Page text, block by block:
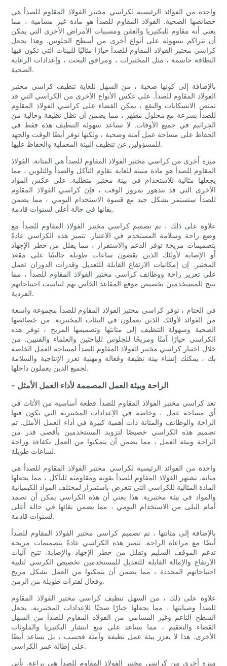
واحدة من الفوائد الرئيسية لكراسي مختبر الفولاذ المقاوم للصدأ هي
خصائصها الصحية. الفولاذ المقاوم للصدأ هو مادة غير مسامية ، مما
يعني أنه مقاوم للبكتيريا والعفن ومسببات الأمراض الأخرى التي يمكن
أن تتراكم بسهولة على أنواع أخرى من أسطح الجلوس. وهذا يجعل
كراسي مختبر الفولاذ المقاوم للصدأ خيارًا مثاليًا للبيئات التي تكون فيها
النظافة حاسمة ، مثل المختبرات ، ومرافق البحث ، وإعدادات الرعاية
الصحية.
بالإضافة إلى كونها صحية ، من السهل للغاية تنظيف كراسي مختبر
الفولاذ المقاوم للصدأ. على عكس الأنواع الأخرى من الكراسي التي قد
تمتص الانسكابات والبقع ، يمكن القضاء على كراسي الفولاذ المقاوم
للصدأ بسرعة مع محلول مطهر ، مما يضمن أن تظل نظيفة وخالية من
الجراثيم في جميع الأوقات. لا تساعد سهولة التنظيف هذه فقط في
الحفاظ على مساحة عمل آمنة وصحية ، ولكنها توفر أيضًا الوقت والجهد
للمسؤولين عن تنظيف البيئة المعملية والحفاظ عليها.
ميزة أخرى من كراسي مختبر الفولاذ المقاوم للصدأ هي المتانة. الفولاذ
المقاوم للصدأ هو مادة متينة للغاية تقاوم التآكل والصدأ والتلوين ، مما
يجعلها مثالية للاستخدام في بيئة مختبر متطلبة. على عكس المواد
الأخرى التي قد تتدهور بمرور الوقت ، فإن كراسي الفولاذ المقاوم
للصدأ ستستمر بشكل جيد مع قسوة الاستخدام اليومي ، مما يضمن
بقائها في حالة أعلى لسنوات قادمة.
علاوة على ذلك ، تم تصميم كراسي مختبر الفولاذ المقاوم للصدأ مع
وضع راحة وسلامة المستخدم في الاعتبار. تتميز هذه الكراسي عادةً
بتصميمات مريحة توفر الدعم والاستقرار ، مما يقلل من خطر الإجهاد
أو الإصابة لأولئك الذين يقضون ساعات طويلة جالسًا على مقعد
المختبر. إن إمكانيات الارتفاع القابلة للتعديل وقدرات الدوران تعمل
على تعزيز راحة ووظائف كراسي مختبر الفولاذ المقاوم للصدأ ، مما
يتيح للمستخدمين تخصيص موقع المقاعد الخاص بهم لتناسب احتياجاتهم
الفردية.
في الختام ، توفر كراسي مختبر الفولاذ المقاوم للصدأ مجموعة واسعة
من الفوائد لأولئك الذين يعملون في البيئات المختبرية. من خصائصها
الصحية وسهولة التنظيف إلى متانتها وتصميمها المريح ، توفر هذه
الكراسي خيارًا آمنًا ومريحًا للجلوس للباحثين والعلماء والفنيين. من
خلال اختيار كراسي مختبر الفولاذ المقاوم للصدأ لمساحة العمل الخاصة
بك ، يمكنك إنشاء بيئة نظيفة وفعالة ومهنية تعزز الإنتاجية والسلامة
لجميع الذين يعملون داخلها.
- الراحة وبيئة العمل المصممة لأداء العمل الأمثل
تعد كراسي مختبر الفولاذ المقاوم للصدأ قطعة أساسية من الأثاث في
أي مساحة عمل ، وخاصة في الإعدادات المختبرية التي تكون فيها
الراحة والوظائف والمتانة ذات أهمية كبيرة في أداء العمل الأمثل. تم
تصميم هذه الكراسي خصيصًا لتزويد المستخدمين بأقصى قدر من
الراحة وبيئة العمل ، مما يضمن أن يتمكنوا من العمل بكفاءة وراحة
لساعات طويلة.
واحدة من الفوائد الرئيسية لكراسي مختبر الفولاذ المقاوم للصدأ هي
متانة. تشتهر الفولاذ المقاوم للصدأ بقوته ومقاومته للتآكل ، مما يجعلها
المادة المثالية للكراسي التي تتعرض باستمرار لمختلف المواد الكيميائية
والمواد في بيئة مختبرية. هذا يعني أن هذه الكراسي يمكن أن تصمد
أمام البلى من الاستخدام اليومي ، مما يضمن بقائها في حالة أعلى
لسنوات قادمة.
بالإضافة إلى متانتها ، تم تصميم كراسي مختبر الفولاذ المقاوم للصدأ
أيضًا مع مراعاة الراحة. تتميز هذه الكراسي عادةً بتصميمات مريحة
تدعم الموقف السليم وتقلل من خطر الإجهاد والإصابة. تتيح آليات
الارتفاع والإمالة القابلة للتعديل للمستخدمين تخصيص الكرسي لتلبية
احتياجاتهم المحددة ، مما يضمن أن يتمكنوا من العمل بشكل مريح
وفعال لفترات طويلة من الزمن.
علاوة على ذلك ، من السهل تنظيف كراسي مختبر الفولاذ المقاوم
للصدأ وصيانتها ، مما يجعلها خيارًا صحيًا للإعدادات المختبرية. يجعل
السطح الناعم وغير المسامي من الفولاذ المقاوم للصدأ من السهل
القضاء والتعقيم ، مما يساعد على منع انتشار البكتيريا والملوثات
الأخرى. هذا لا يعزز بيئة عمل نظيفة وآمنة فحسب ، بل يساعد أيضًا
على إطالة عمر الكراسي.
ميزة أخرى من كراسي مختبر الفولاذ المقاوم للصدأ هي براعة. تأتي